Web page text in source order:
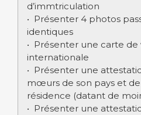
d’immtriculation
• Présenter 4 photos
identiques
• Présenter une carte de
internationale
• Présenter une
mœurs de son pays et
résidence (datant de
• Présenter une